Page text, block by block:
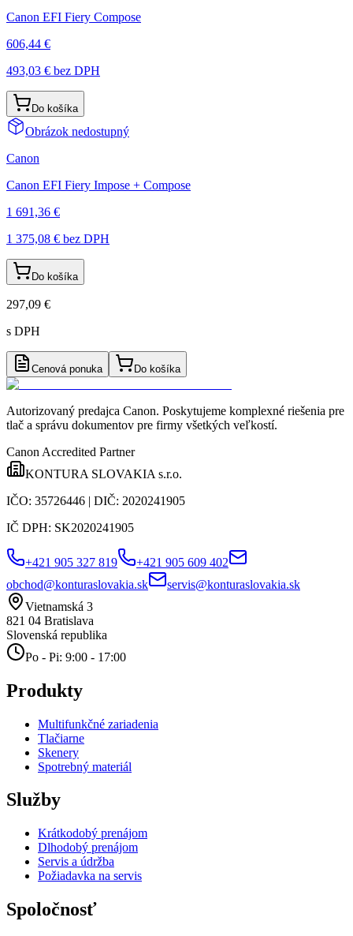
Canon EFI Fiery Compose
606,44 €
493,03 € bez DPH
Do košíka
Obrázok nedostupný
Canon
Canon EFI Fiery Impose + Compose
1 691,36 €
1 375,08 € bez DPH
Do košíka
297,09 €
s DPH
Cenová ponuka Do košíka
Autorizovaný predajca Canon. Poskytujeme komplexné riešenia pre
tlač a správu dokumentov pre firmy všetkých veľkostí.
Canon Accredited Partner
KONTURA SLOVAKIA s.r.o.
IČO: 35726446 | DIČ: 2020241905
IČ DPH: SK2020241905
+421 905 327 819
+421 905 609 402
obchod@konturaslovakia.sk
servis@konturaslovakia.sk
Vietnamská 3
821 04 Bratislava
Slovenská republika
Po - Pi: 9:00 - 17:00
Produkty
Multifunkčné zariadenia
Tlačiarne
Skenery
Spotrebný materiál
Služby
Krátkodobý prenájom
Dlhodobý prenájom
Servis a údržba
Požiadavka na servis
Spoločnosť